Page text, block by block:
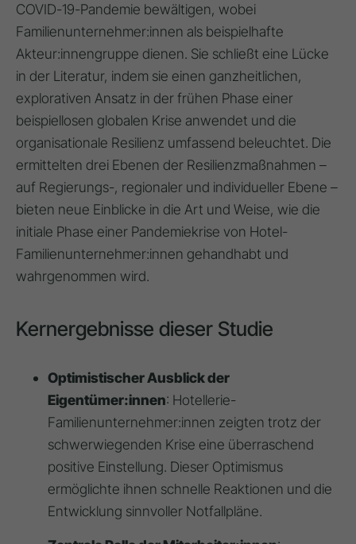
COVID-19-Pandemie bewältigen, wobei
Familienunternehmer:innen als beispielhafte
Akteur:innengruppe dienen. Sie schließt eine Lücke
in der Literatur, indem sie einen ganzheitlichen,
explorativen Ansatz in der frühen Phase einer
beispiellosen globalen Krise anwendet und die
organisationale Resilienz umfassend beleuchtet. Die
ermittelten drei Ebenen der Resilienzmaßnahmen –
auf Regierungs-, regionaler und individueller Ebene –
bieten neue Einblicke in die Art und Weise, wie die
initiale Phase einer Pandemiekrise von Hotel-
Familienunternehmer:innen gehandhabt und
wahrgenommen wird.
Kernergebnisse dieser Studie
Optimistischer Ausblick der
Eigentümer:innen: Hotellerie-
Familienunternehmer:innen zeigten trotz der
schwerwiegenden Krise eine überraschend
positive Einstellung. Dieser Optimismus
ermöglichte ihnen schnelle Reaktionen und die
Entwicklung sinnvoller Notfallpläne.